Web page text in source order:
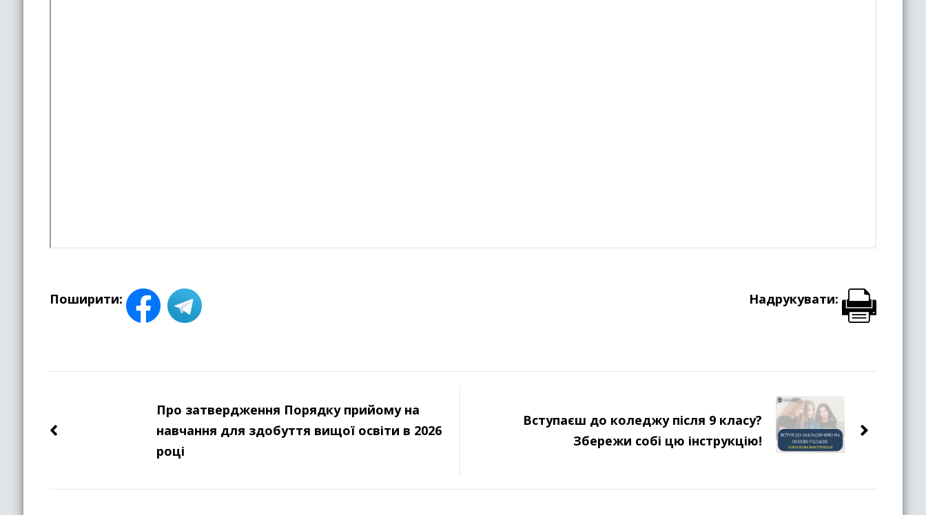
Поширити: Надрукувати:
запису
Про затвердження Порядку прийому на
навчання для здобуття вищої освіти в 2026
році
Вступаєш до коледжу після 9 класу?
Збережи собі цю інструкцію!